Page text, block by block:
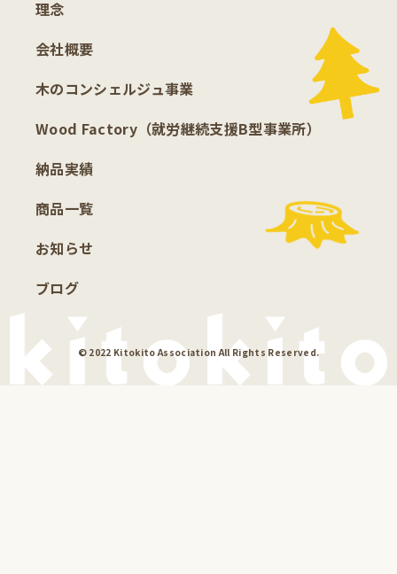
理念
会社概要
木のコンシェルジュ事業
Wood Factory（就労継続支援B型事業所）
納品実績
商品一覧
お知らせ
ブログ
© 2022 Kitokito Association All Rights Reserved.